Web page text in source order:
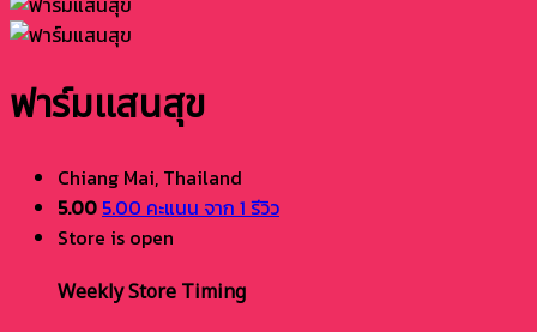
ฟาร์มแสนสุข
Chiang Mai, Thailand
5.00 5.00 คะแนน จาก 1 รีวิว
Store is open
Weekly Store Timing